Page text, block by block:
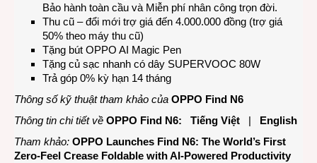
Bảo hành toàn cầu và Miễn phí nhân công trọn đời.
Thu cũ – đổi mới trợ giá đến 4.000.000 đồng (trợ giá
50% theo máy thu cũ)
Tặng bút OPPO AI Magic Pen
Tặng củ sạc nhanh có dây SUPERVOOC 80W
Trả góp 0% kỳ hạn 14 tháng
Thông số kỹ thuật tham khảo của OPPO Find N6
Thông tin chi tiết về OPPO Find N6: Tiếng Việt |
English
Tham khảo: OPPO Launches Find N6: The World’s First
Zero-Feel Crease Foldable with AI-Powered Productivity